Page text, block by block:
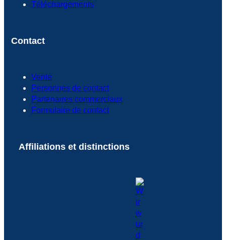
Téléchargements
Contact
Vente
Personnes de contact
Partenaires commerciaux
Formulaire de contact
Affiliations et distinctions